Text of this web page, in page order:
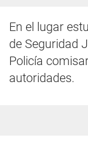
En el lugar
de Seguridad
Policía
autoridades.